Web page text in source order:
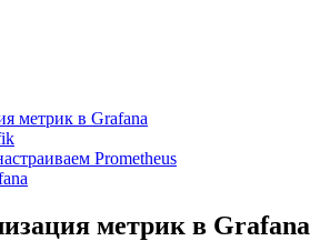
метрик в Grafana
Prometheus
метрик в Grafana